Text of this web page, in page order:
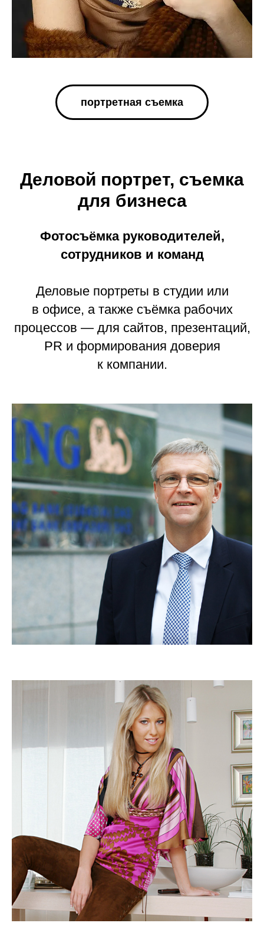
портретная съемка
Деловой портрет, съемка
для бизнеса
Фотосъёмка руководителей,
сотрудников и команд
Деловые портреты в студии или
в офисе, а также съёмка рабочих
процессов — для сайтов, презентаций,
PR и формирования доверия
к компании.